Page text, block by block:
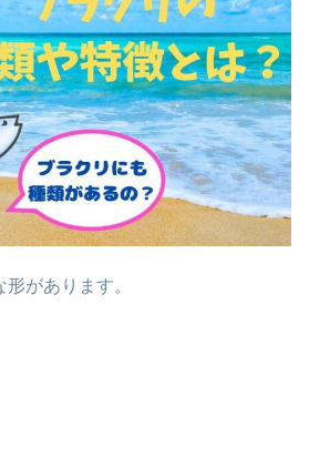
があります。